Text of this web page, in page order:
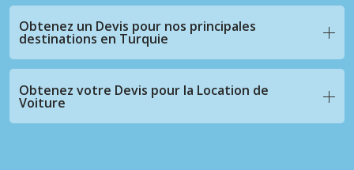
Obtenez un Devis pour nos principales
destinations en Turquie
Obtenez votre Devis pour la Location de
Voiture